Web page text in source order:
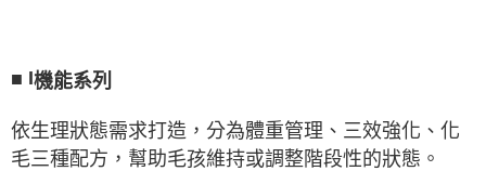
■ I機能系列
依生理狀態需求打造，分為體重管理、三效強化、化
毛三種配方，幫助毛孩維持或調整階段性的狀態。